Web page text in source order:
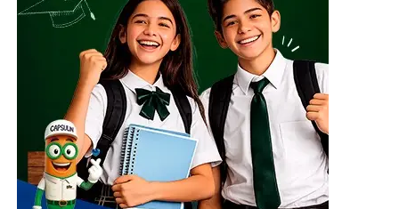
El centro de acopio principal estará ubicado en el
Parque Guanajuato Bicentenario, localizado en la
carretera de cuota kilómetro 3.8, comunidad Los
Rodríguez, en el municipio de Silao; además de las
oficinas del Sistema DIF Estatal Guanajuato ubicadas en